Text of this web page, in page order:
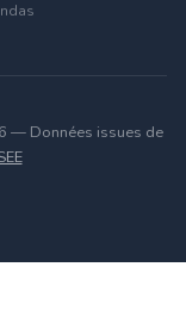
— Données issues de